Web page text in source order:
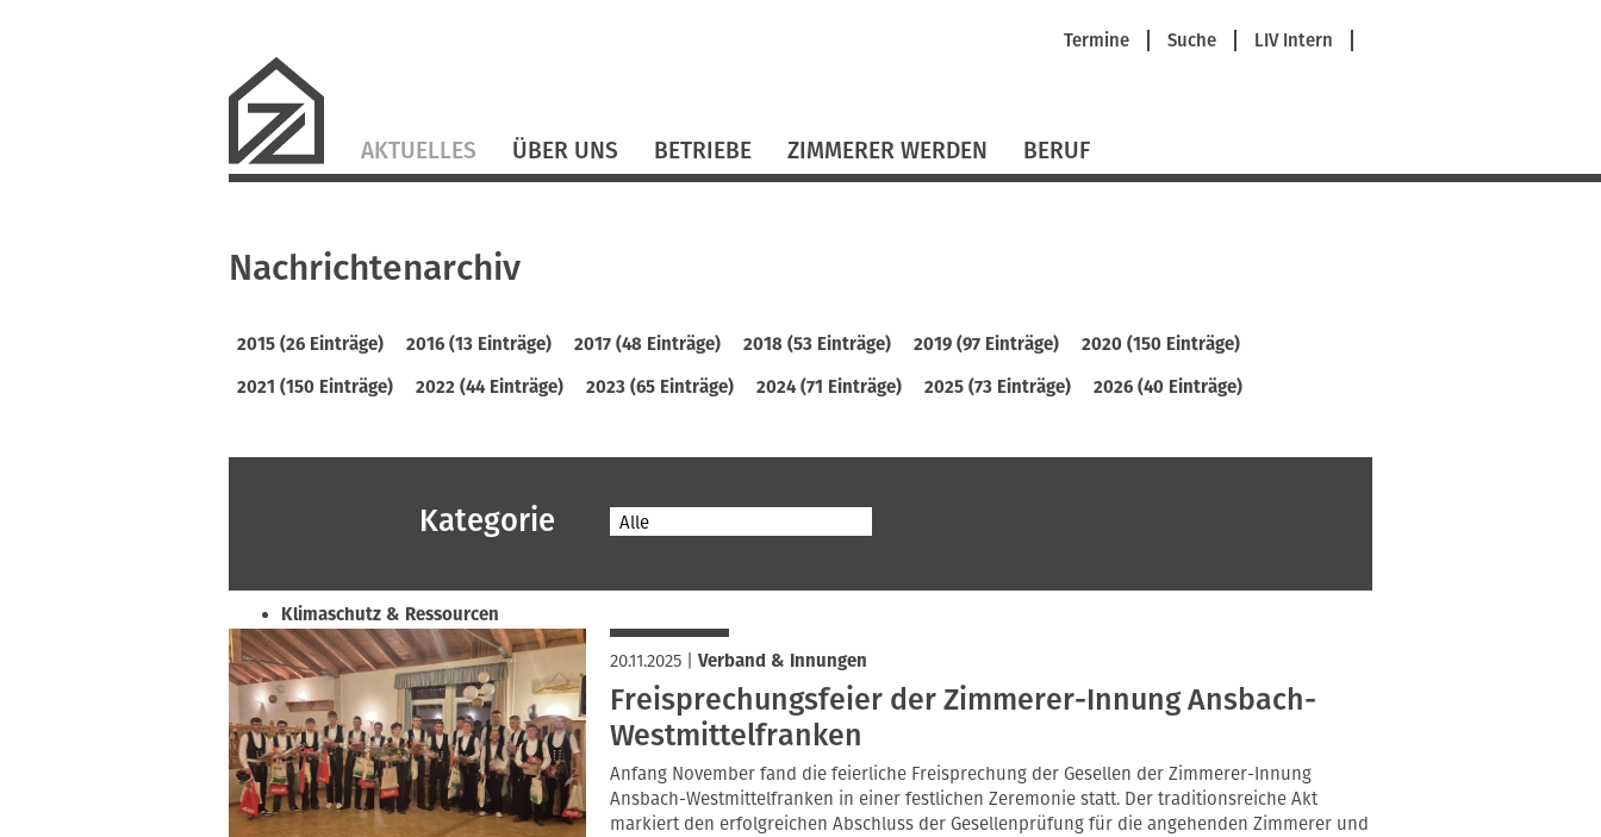
Navigation
Termine Suche LIV Intern
überspringen
AKTUELLES ÜBER UNS BETRIEBE ZIMMERER WERDEN BERUF
Nachrichtenarchiv
2015 (26 Einträge) 2016 (13 Einträge) 2017 (48 Einträge) 2018 (53 Einträge) 2019 (97 Einträge)
2020 (150 Einträge)
2021 (150 Einträge)
2022 (44 Einträge) 2023 (65 Einträge) 2024 (71 Einträge) 2025 (73 Einträge) 2026 (40 Einträge)
Kategorie Alle
Klimaschutz & Ressourcen
Normen & Fachregeln
Prävention & Arbeitsschutz
Recht & Wirtschaft
Soziales & Tarifpolitik
Verband & Innungen
Interviews
20.11.2025| Verband & Innungen
Freisprechungsfeier der Zimmerer-Innung Ansbach-
Westmittelfranken
Anfang November fand die feierliche Freisprechung der Gesellen der Zimmerer-Innung
Ansbach-Westmittelfranken in einer festlichen Zeremonie statt. Der traditionsreiche Akt
markiert den erfolgreichen Abschluss der Gesellenprüfung für die angehenden Zimmerer und